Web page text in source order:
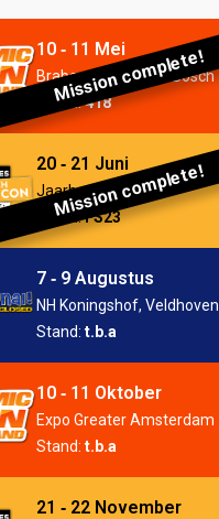
10 ‐ 11 Mei
Brabanthallen, Den Bosch
Stand:418
20 ‐ 21 Juni
Jaarbeurs, Utrecht
Stand:FS23
7 ‐ 9 Augustus
NH Koningshof, Veldhoven
Stand: t.b.a
10 ‐ 11 Oktober
Expo Greater Amsterdam
Stand: t.b.a
21 ‐ 22 November